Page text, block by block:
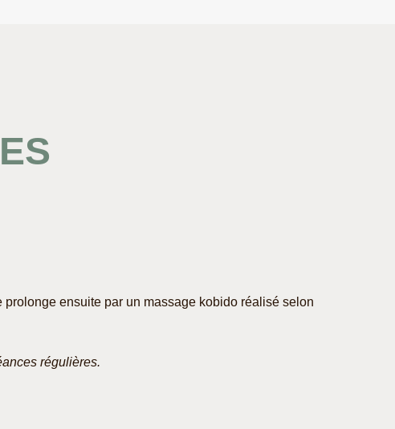
ensuite par un massage kobido réalisé selon
régulières.